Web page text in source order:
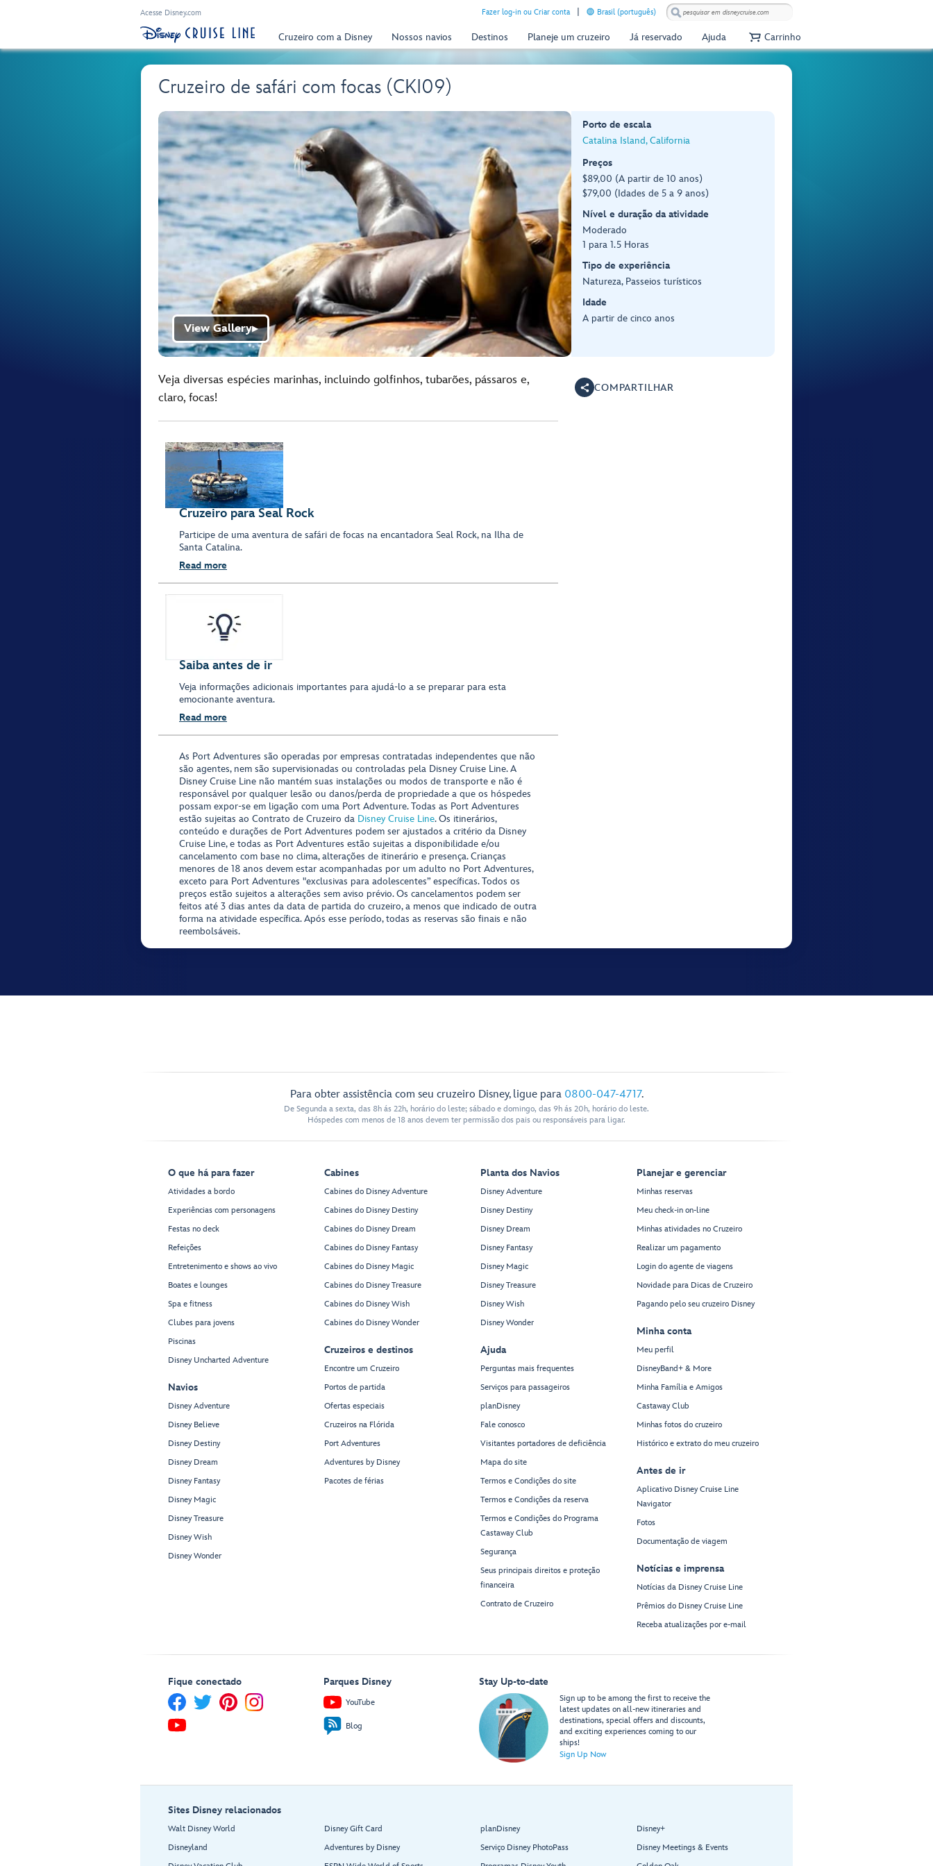
Acesse Disney.com Fazer log-in ou Criar conta Brasil (português)
Cruzeiro com a Disney Nossos navios Destinos Planeje um cruzeiro Já reservado Ajuda Carrinho
Cruzeiro de safári com focas (CKI09)
View Gallery▶
Porto de escala
Catalina Island, California
Preços
$89,00 (A partir de 10 anos)
$79,00 (Idades de 5 a 9 anos)
Nível e duração da atividade
Moderado
1 para 1.5 Horas
Tipo de experiência
Natureza, Passeios turísticos
Idade
A partir de cinco anos
Veja diversas espécies marinhas, incluindo golfinhos, tubarões, pássaros e,
claro, focas!
Cruzeiro para Seal Rock
Participe de uma aventura de safári de focas na encantadora Seal Rock, na Ilha de
Santa Catalina.
Read more
Saiba antes de ir
Veja informações adicionais importantes para ajudá-lo a se preparar para esta
emocionante aventura.
Read more
As Port Adventures são operadas por empresas contratadas independentes que não
são agentes, nem são supervisionadas ou controladas pela Disney Cruise Line. A
Disney Cruise Line não mantém suas instalações ou modos de transporte e não é
responsável por qualquer lesão ou danos/perda de propriedade a que os hóspedes
possam expor-se em ligação com uma Port Adventure. Todas as Port Adventures
estão sujeitas ao Contrato de Cruzeiro da Disney Cruise Line. Os itinerários,
conteúdo e durações de Port Adventures podem ser ajustados a critério da Disney
Cruise Line, e todas as Port Adventures estão sujeitas a disponibilidade e/ou
cancelamento com base no clima, alterações de itinerário e presença. Crianças
menores de 18 anos devem estar acompanhadas por um adulto no Port Adventures,
exceto para Port Adventures "exclusivas para adolescentes” específicas. Todos os
preços estão sujeitos a alterações sem aviso prévio. Os cancelamentos podem ser
feitos até 3 dias antes da data de partida do cruzeiro, a menos que indicado de outra
forma na atividade específica. Após esse período, todas as reservas são finais e não
reembolsáveis.
COMPARTILHAR
Para obter assistência com seu cruzeiro Disney, ligue para 0800-047-4717.
De Segunda a sexta, das 8h ás 22h, horário do leste; sábado e domingo, das 9h ás 20h, horário do leste.
Hóspedes com menos de 18 anos devem ter permissão dos pais ou responsáveis para ligar.
O que há para fazer
Atividades a bordo
Experiências com personagens
Festas no deck
Refeições
Entretenimento e shows ao vivo
Boates e lounges
Spa e fitness
Clubes para jovens
Piscinas
Disney Uncharted Adventure
Navios
Disney Adventure
Disney Believe
Disney Destiny
Disney Dream
Disney Fantasy
Disney Magic
Disney Treasure
Disney Wish
Disney Wonder
Cabines
Cabines do Disney Adventure
Cabines do Disney Destiny
Cabines do Disney Dream
Cabines do Disney Fantasy
Cabines do Disney Magic
Cabines do Disney Treasure
Cabines do Disney Wish
Cabines do Disney Wonder
Cruzeiros e destinos
Encontre um Cruzeiro
Portos de partida
Ofertas especiais
Cruzeiros na Flórida
Port Adventures
Adventures by Disney
Pacotes de férias
Planta dos Navios
Disney Adventure
Disney Destiny
Disney Dream
Disney Fantasy
Disney Magic
Disney Treasure
Disney Wish
Disney Wonder
Ajuda
Perguntas mais frequentes
Serviços para passageiros
planDisney
Fale conosco
Visitantes portadores de deficiência
Mapa do site
Termos e Condições do site
Termos e Condições da reserva
Termos e Condições do Programa
Castaway Club
Segurança
Seus principais direitos e proteção
financeira
Contrato de Cruzeiro
Planejar e gerenciar
Minhas reservas
Meu check-in on-line
Minhas atividades no Cruzeiro
Realizar um pagamento
Login do agente de viagens
Novidade para Dicas de Cruzeiro
Pagando pelo seu cruzeiro Disney
Minha conta
Meu perfil
DisneyBand+ & More
Minha Família e Amigos
Castaway Club
Minhas fotos do cruzeiro
Histórico e extrato do meu cruzeiro
Antes de ir
Aplicativo Disney Cruise Line
Navigator
Fotos
Documentação de viagem
Notícias e imprensa
Notícias da Disney Cruise Line
Prêmios do Disney Cruise Line
Receba atualizações por e-mail
Fique conectado Parques Disney
YouTube
Blog
Stay Up-to-date
Sign up to be among the first to receive the
latest updates on all-new itineraries and
destinations, special offers and discounts,
and exciting experiences coming to our
ships!
Sign Up Now
Sites Disney relacionados
Walt Disney World
Disneyland
Disney Gift Card
Adventures by Disney
planDisney
Serviço Disney PhotoPass
Disney+
Disney Meetings & Events